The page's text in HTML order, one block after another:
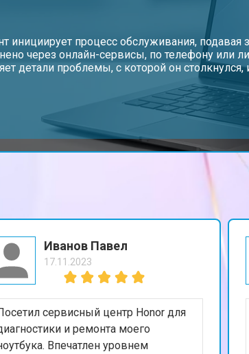
от 60 мин
от 110 мин
от 50 мин
от 80 мин
от 50 мин
инициирует процесс обслуживания, подавая
через онлайн-сервисы, по телефону или
детали проблемы, с которой он
Иванов Павел
17.11.2023
сервисный центр Honor для
и ремонта моего
Впечатлен уровнем